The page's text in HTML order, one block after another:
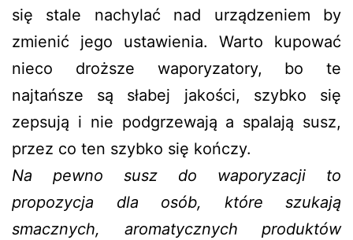
się stale nachylać nad urządzeniem by
zmienić jego ustawienia. Warto kupować
nieco droższe waporyzatory, bo te
najtańsze są słabej jakości, szybko się
zepsują i nie podgrzewają a spalają susz,
przez co ten szybko się kończy.
Na pewno susz do waporyzacji to
propozycja dla osób, które szukają
smacznych, aromatycznych produktów